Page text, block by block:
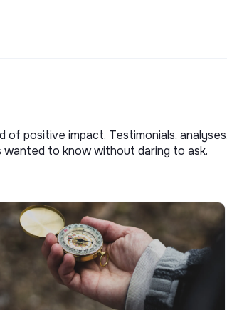
positive impact. Testimonials, analyses,
to know without daring to ask.